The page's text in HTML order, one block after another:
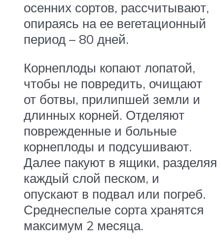
осенних сортов, рассчитывают,
опираясь на ее вегетационный
период – 80 дней.
Корнеплоды копают лопатой,
чтобы не повредить, очищают
от ботвы, прилипшей земли и
длинных корней. Отделяют
поврежденные и больные
корнеплоды и подсушивают.
Далее пакуют в ящики, разделяя
каждый слой песком, и
опускают в подвал или погреб.
Среднеспелые сорта хранятся
максимум 2 месяца.